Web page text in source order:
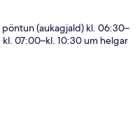
(aukagjald) kl. 06:30–
07:00–kl. 10:30 um helgar